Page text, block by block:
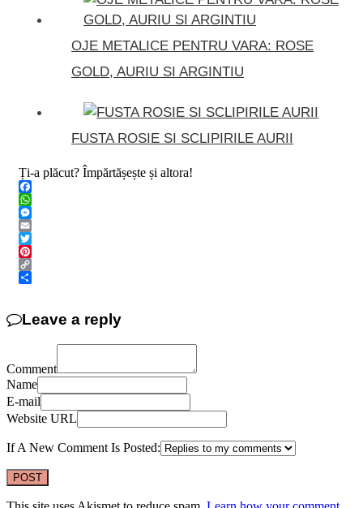
OJE METALICE PENTRU VARA: ROSE
GOLD, AURIU SI ARGINTIU
FUSTA ROSIE SI SCLIPIRILE AURII
Ți-a plăcut? Împărtășește și altora!
Facebook
WhatsApp
Messenger
Email
Twitter
Pinterest
Copy
Leave a reply
Comment
Name
E-mail
Website URL
If A New Comment Is Posted: